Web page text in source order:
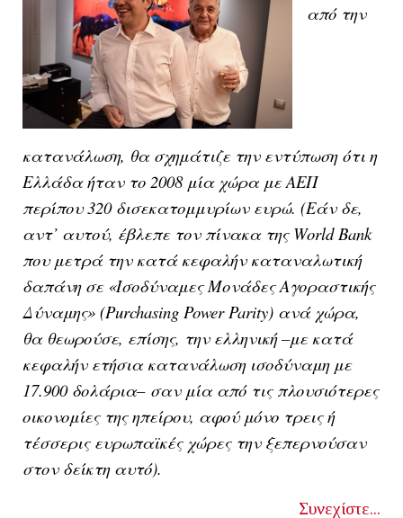
από την
κατανάλωση, θα σχημάτιζε την εντύπωση ότι η
Ελλάδα ήταν το 2008 μία χώρα με ΑΕΠ
περίπου 320 δισεκατομμυρίων ευρώ. (Εάν δε,
αντ’ αυτού, έβλεπε τον πίνακα της World Bank
που μετρά την κατά κεφαλήν καταναλωτική
δαπάνη σε «Ισοδύναμες Μονάδες Αγοραστικής
Δύναμης» (Purchasing Power Parity) ανά χώρα,
θα θεωρούσε, επίσης, την ελληνική –με κατά
κεφαλήν ετήσια κατανάλωση ισοδύναμη με
17.900 δολάρια– σαν μία από τις πλουσιότερες
οικονομίες της ηπείρου, αφού μόνο τρεις ή
τέσσερις ευρωπαϊκές χώρες την ξεπερνούσαν
στον δείκτη αυτό).
Συνεχίστε...